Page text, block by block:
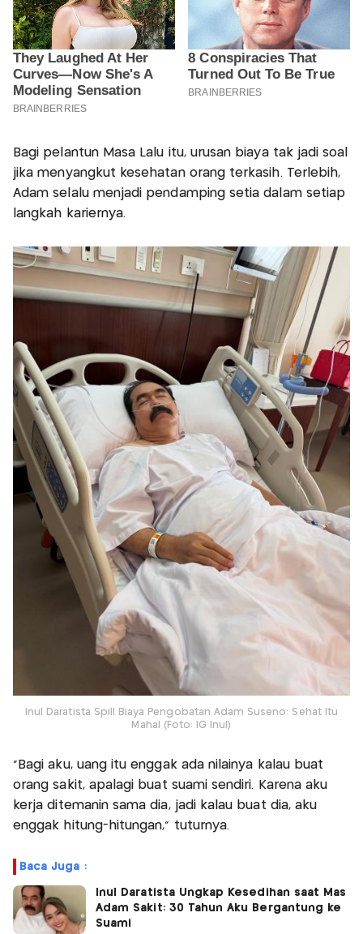
Bagi pelantun Masa Lalu itu, urusan biaya tak jadi soal
jika menyangkut kesehatan orang terkasih. Terlebih,
Adam selalu menjadi pendamping setia dalam setiap
langkah kariernya.
Inul Daratista Spill Biaya Pengobatan Adam Suseno: Sehat Itu
Mahal (Foto: IG Inul)
"Bagi aku, uang itu enggak ada nilainya kalau buat
orang sakit, apalagi buat suami sendiri. Karena aku
kerja ditemanin sama dia, jadi kalau buat dia, aku
enggak hitung-hitungan," tuturnya.
Baca Juga :
Inul Daratista Ungkap Kesedihan saat Mas
Adam Sakit: 30 Tahun Aku Bergantung ke
Suami